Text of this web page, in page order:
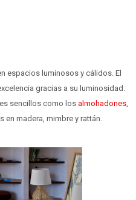
espacios luminosos y cálidos. El
gracias a su luminosidad.
sencillos como los almohadones,
en madera, mimbre y rattán.